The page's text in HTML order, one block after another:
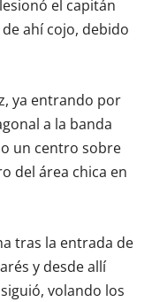
el capitán
ahí cojo, debido
ya entrando por
a la banda
un centro sobre
del área chica en
tras la entrada de
y desde allí
volando los